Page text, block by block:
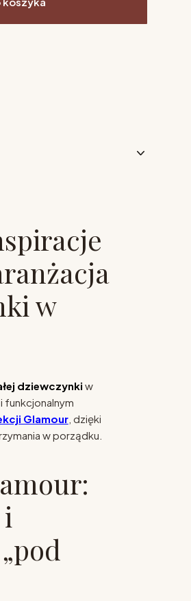
w
dziewczynki w
funkcjonalnym
Glamour, dzięki
w porządku.